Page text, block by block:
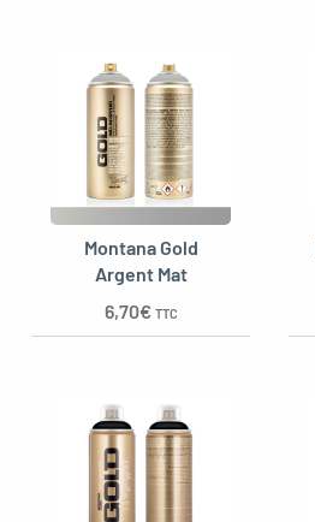
Montana Gold
Argent Mat
6,70€ TTC